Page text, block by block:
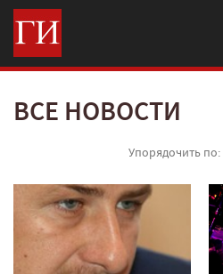
ВСЕ НОВОСТИ
Упорядочить по: